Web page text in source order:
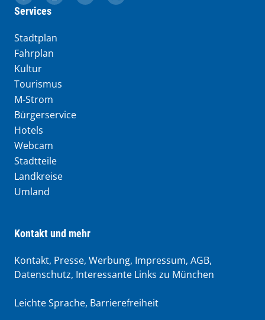
muenchen.de auf Facebook
muenchen.de auf Instagram
muenchen.de auf YouTube
muenchen.de auf X
Services
Stadtplan
Fahrplan
Kultur
Tourismus
M-Strom
Bürgerservice
Hotels
Webcam
Stadtteile
Landkreise
Umland
Kontakt und mehr
Kontakt, Presse, Werbung, Impressum, AGB,
Datenschutz, Interessante Links zu München
Leichte Sprache, Barrierefreiheit